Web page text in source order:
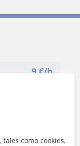
9 €/h
como cookies,